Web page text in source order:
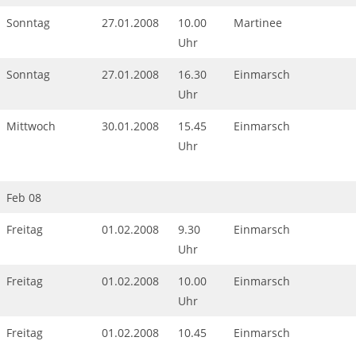
Sonntag 27.01.2008
10.00
Uhr
Martinee
Sonntag 27.01.2008
16.30
Uhr
Einmarsch
Mittwoch 30.01.2008
15.45
Uhr
Einmarsch
Feb 08
Freitag 01.02.2008
9.30
Uhr
Einmarsch
Freitag 01.02.2008
10.00
Uhr
Einmarsch
Freitag 01.02.2008
10.45
Einmarsch